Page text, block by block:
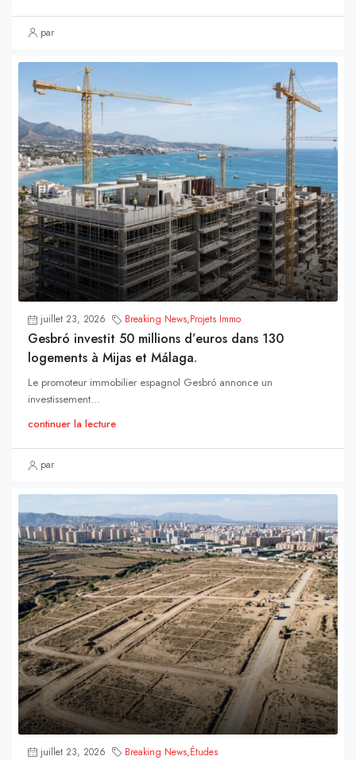
par
juillet 23, 2026 Breaking News,Projets Immo
Gesbró investit 50 millions d’euros dans 130
logements à Mijas et Málaga.
Le promoteur immobilier espagnol Gesbró annonce un
investissement...
continuer la lecture
par
juillet 23, 2026 Breaking News,Études